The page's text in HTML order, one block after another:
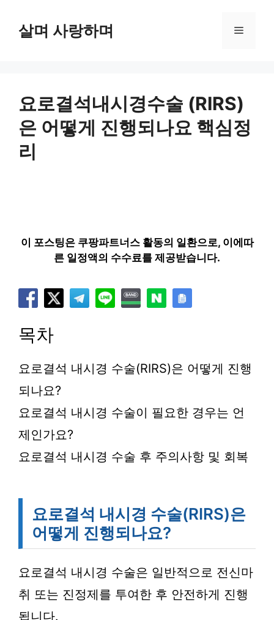
살며 사랑하며 메
요로결석내시경수술 (RIRS)
은 어떻게 진행되나요 핵심정
리
이 포스팅은 쿠팡파트너스 활동의 일환으로, 이에따
른 일정액의 수수료를 제공받습니다.
목차
요로결석 내시경 수술(RIRS)은 어떻게 진행
되나요?
요로결석 내시경 수술이 필요한 경우는 언
제인가요?
요로결석 내시경 수술 후 주의사항 및 회복
요로결석 내시경 수술(RIRS)은
어떻게 진행되나요?
요로결석 내시경 수술은 일반적으로 전신마
취 또는 진정제를 투여한 후 안전하게 진행
됩니다.